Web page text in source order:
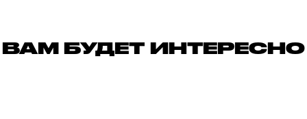
ВАМ БУДЕТ ИНТЕРЕСНО